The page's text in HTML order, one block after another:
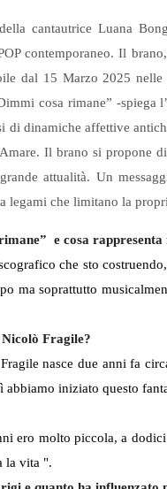
cantautrice Luana
contemporaneo.Il
dal 15 Marzo 2025
cosa rimane” -spiega
di dinamiche affettive
Il brano si propone
attualità. Un
legami che limitano la
e cosa
che sto
ma soprattutto
Fragile?
nasce due anni fa
abbiamo iniziato questo
ero molto piccola, a
la vita ".